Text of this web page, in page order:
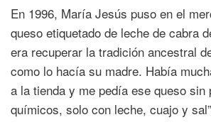
En 1996, María Jesús puso en el
queso etiquetado de leche de cabra
era recuperar la tradición ancestral
como lo hacía su madre. Había
a la tienda y me pedía ese queso sin
químicos, solo con leche, cuajo y